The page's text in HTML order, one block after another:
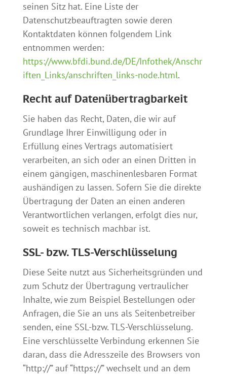
seinen Sitz hat. Eine Liste der
Datenschutzbeauftragten sowie deren
Kontaktdaten können folgendem Link
entnommen werden:
https://www.bfdi.bund.de/DE/Infothek/Anschr
iften_Links/anschriften_links-node.html.
Recht auf Datenübertragbarkeit
Sie haben das Recht, Daten, die wir auf
Grundlage Ihrer Einwilligung oder in
Erfüllung eines Vertrags automatisiert
verarbeiten, an sich oder an einen Dritten in
einem gängigen, maschinenlesbaren Format
aushändigen zu lassen. Sofern Sie die direkte
Übertragung der Daten an einen anderen
Verantwortlichen verlangen, erfolgt dies nur,
soweit es technisch machbar ist.
SSL- bzw. TLS-Verschlüsselung
Diese Seite nutzt aus Sicherheitsgründen und
zum Schutz der Übertragung vertraulicher
Inhalte, wie zum Beispiel Bestellungen oder
Anfragen, die Sie an uns als Seitenbetreiber
senden, eine SSL-bzw. TLS-Verschlüsselung.
Eine verschlüsselte Verbindung erkennen Sie
daran, dass die Adresszeile des Browsers von
“http://” auf “https://” wechselt und an dem